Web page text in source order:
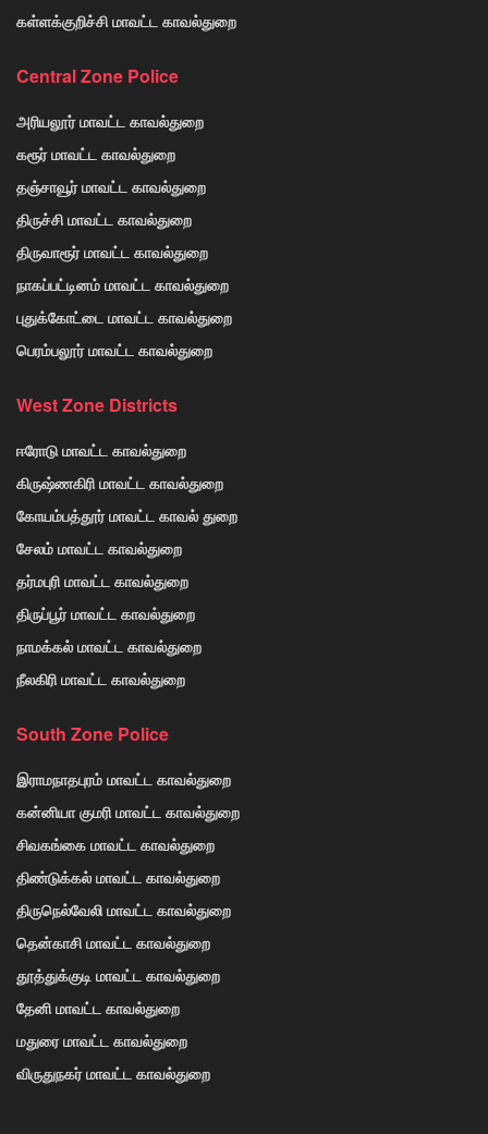
கள்ளக்குறிச்சி மாவட்ட காவல்துறை
Central Zone Police
அரியலூர் மாவட்ட காவல்துறை
கரூர் மாவட்ட காவல்துறை
தஞ்சாவூர் மாவட்ட காவல்துறை
திருச்சி மாவட்ட காவல்துறை
திருவாரூர் மாவட்ட காவல்துறை
நாகப்பட்டினம் மாவட்ட காவல்துறை
புதுக்கோட்டை மாவட்ட காவல்துறை
பெரம்பலூர் மாவட்ட காவல்துறை
West Zone Districts
ஈரோடு மாவட்ட காவல்துறை
கிருஷ்ணகிரி மாவட்ட காவல்துறை
கோயம்பத்தூர் மாவட்ட காவல் துறை
சேலம் மாவட்ட காவல்துறை
தர்மபுரி மாவட்ட காவல்துறை
திருப்பூர் மாவட்ட காவல்துறை
நாமக்கல் மாவட்ட காவல்துறை
நீலகிரி மாவட்ட காவல்துறை
South Zone Police
இராமநாதபுரம் மாவட்ட காவல்துறை
கன்னியா குமரி மாவட்ட காவல்துறை
சிவகங்கை மாவட்ட காவல்துறை
திண்டுக்கல் மாவட்ட காவல்துறை
திருநெல்வேலி மாவட்ட காவல்துறை
தென்காசி மாவட்ட காவல்துறை
தூத்துக்குடி மாவட்ட காவல்துறை
தேனி மாவட்ட காவல்துறை
மதுரை மாவட்ட காவல்துறை
விருதுநகர் மாவட்ட காவல்துறை